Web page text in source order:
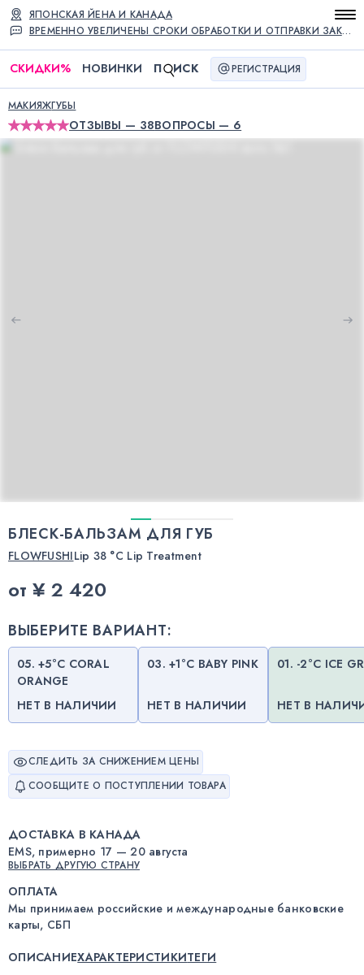
ВРЕМЕННО УВЕЛИЧЕНЫ СРОКИ ОБРАБОТКИ И ОТПРАВКИ ЗАКАЗОВ
ЯПОНСКАЯ ЙЕНА И КАНАДА
СКИДКИ% НОВИНКИ П ИСК РЕГИСТРАЦИЯ
МАКИЯЖГУБЫ
ОТЗЫВЫ — 38ВОПРОСЫ — 6
БЛЕСК-БАЛЬЗАМ ДЛЯ ГУБ
FLOWFUSHILip 38 °C Lip Treatment
от ¥ 2 420
ВЫБЕРИТЕ ВАРИАНТ:
05. +5°С CORAL
ORANGE
НЕТ В НАЛИЧИИ
03. +1°С BABY PINK
НЕТ В НАЛИЧИИ
01. -2°C ICE
НЕТ В
СЛЕДИТЬ ЗА СНИЖЕНИЕМ ЦЕНЫ
СООБЩИТЕ О ПОСТУПЛЕНИИ ТОВАРА
ДОСТАВКА В КАНАДА
EMS, примерно 17 — 20 августа
ВЫБРАТЬ ДРУГУЮ СТРАНУ
ОПЛАТА
Мы принимаем российские и международные банковские
карты, СБП
ОПИСАНИЕХАРАКТЕРИСТИКИТЕГИ